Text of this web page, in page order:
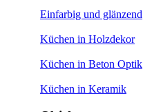
Einfarbig und glänzend
Küchen in Holzdekor
Küchen in Beton Optik
Küchen in Keramik